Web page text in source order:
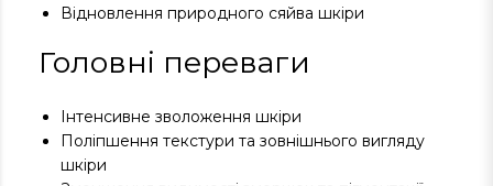
Відновлення природного сяйва шкіри
Головні переваги
Інтенсивне зволоження шкіри
Поліпшення текстури та зовнішнього вигляду
шкіри